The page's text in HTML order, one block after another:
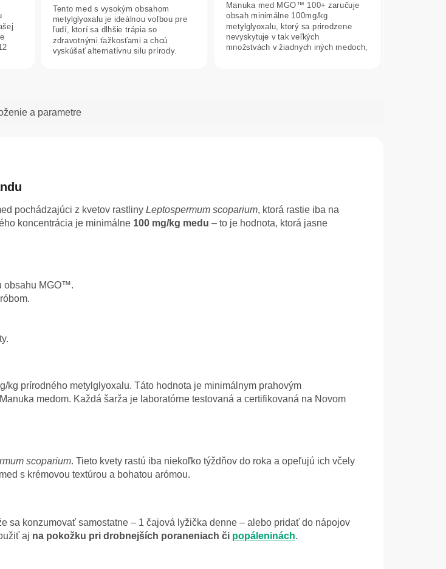
z
5
hviezdičiek.
Tento med s vysokým obsahom
metylglyoxalu je ideálnou voľbou pre
ľudí, ktorí sa dlhšie trápia so
zdravotnými ťažkosťami a chcú
vyskúšať alternatívnu silu prírody.
Manuka med MGO™ 100+ zaručuje
obsah minimálne 100mg/kg
metylglyoxalu, ktorý sa prirodzene
nevyskytuje v tak veľkých
množstvách v žiadnych iných medoch,
a parametre
pochádzajúci z kvetov rastliny Leptospermum scoparium, ktorá rastie iba na
koncentrácia je minimálne 100 mg/kg medu – to je hodnota, ktorá jasne
obsahu MGO™.
kg prírodného metylglyoxalu. Táto hodnota je minimálnym prahovým
medom. Každá šarža je laboratórne testovaná a certifikovaná na Novom
scoparium. Tieto kvety rastú iba niekoľko týždňov do roka a opeľujú ich včely
s krémovou textúrou a bohatou arómou.
sa konzumovať samostatne – 1 čajová lyžička denne – alebo pridať do nápojov
aj na pokožku pri drobnejších poraneniach či popáleninách.